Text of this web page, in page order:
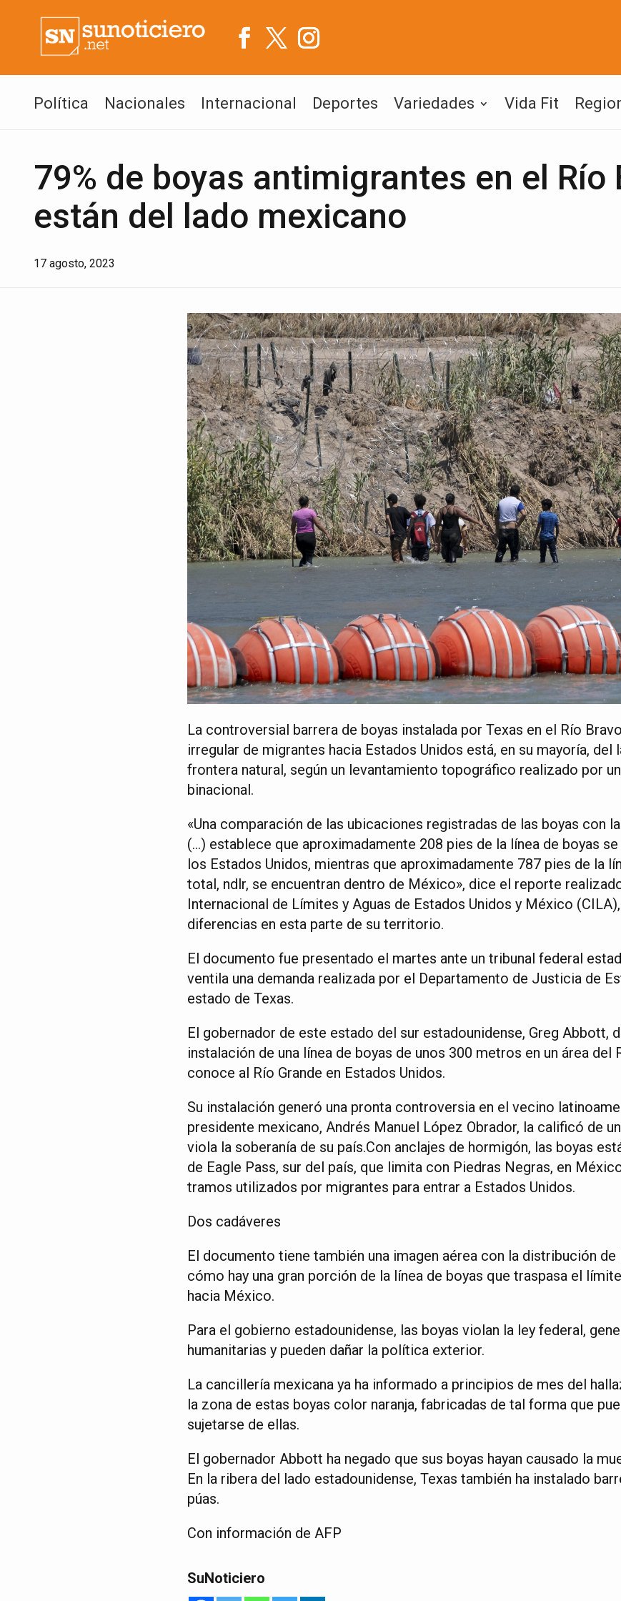
Política Nacionales Internacional Deportes Variedades Vida Fit
79% de boyas antimigrantes en el Río
están del lado mexicano
17 agosto, 2023
La controversial barrera de boyas instalada por Texas en el Río
irregular de migrantes hacia Estados Unidos está, en su mayoría,
frontera natural, según un levantamiento topográfico realizado por
binacional.
«Una comparación de las ubicaciones registradas de las boyas con
(…) establece que aproximadamente 208 pies de la línea de boyas
los Estados Unidos, mientras que aproximadamente 787 pies de la
total, ndlr, se encuentran dentro de México», dice el reporte
Internacional de Límites y Aguas de Estados Unidos y México
diferencias en esta parte de su territorio.
El documento fue presentado el martes ante un tribunal federal
ventila una demanda realizada por el Departamento de Justicia de
estado de Texas.
El gobernador de este estado del sur estadounidense, Greg Abbott,
instalación de una línea de boyas de unos 300 metros en un área del
conoce al Río Grande en Estados Unidos.
Su instalación generó una pronta controversia en el vecino
presidente mexicano, Andrés Manuel López Obrador, la calificó de
viola la soberanía de su país.Con anclajes de hormigón, las boyas
de Eagle Pass, sur del país, que limita con Piedras Negras, en
tramos utilizados por migrantes para entrar a Estados Unidos.
Dos cadáveres
El documento tiene también una imagen aérea con la distribución de
cómo hay una gran porción de la línea de boyas que traspasa el
hacia México.
Para el gobierno estadounidense, las boyas violan la ley federal,
humanitarias y pueden dañar la política exterior.
La cancillería mexicana ya ha informado a principios de mes del
la zona de estas boyas color naranja, fabricadas de tal forma que
sujetarse de ellas.
El gobernador Abbott ha negado que sus boyas hayan causado la
En la ribera del lado estadounidense, Texas también ha instalado
púas.
Con información de AFP
SuNoticiero